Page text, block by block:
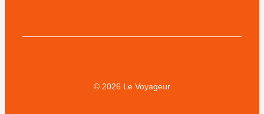
© 2026 Le Voyageur